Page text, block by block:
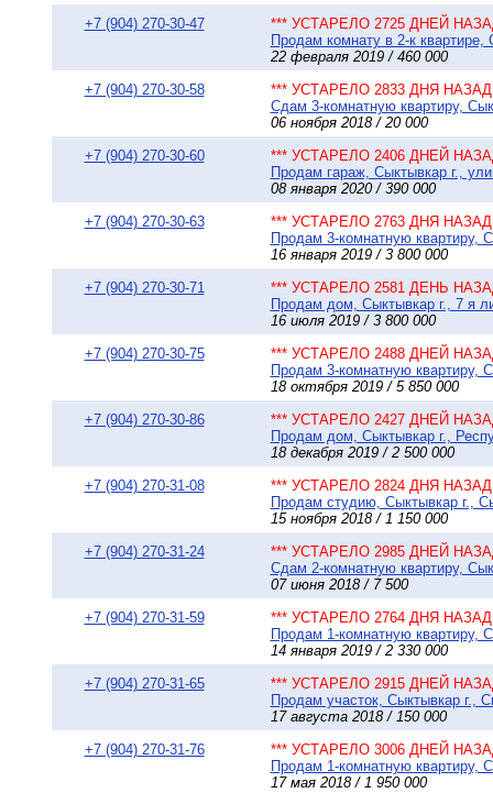
+7 (904) 270-30-47
*** УСТАРЕЛО 2725 ДНЕЙ
Продам комнату в 2-к
22 февраля 2019 / 460 000
+7 (904) 270-30-58
*** УСТАРЕЛО 2833 ДНЯ НАЗАД
Сдам 3-комнатную квартиру,
06 ноября 2018 / 20 000
+7 (904) 270-30-60
*** УСТАРЕЛО 2406 ДНЕЙ
Продам гараж, Сыктывкар г.,
08 января 2020 / 390 000
+7 (904) 270-30-63
*** УСТАРЕЛО 2763 ДНЯ НАЗАД
Продам 3-комнатную квартиру,
16 января 2019 / 3 800 000
+7 (904) 270-30-71
*** УСТАРЕЛО 2581 ДЕНЬ
Продам дом, Сыктывкар г., 7 я
16 июля 2019 / 3 800 000
+7 (904) 270-30-75
*** УСТАРЕЛО 2488 ДНЕЙ
Продам 3-комнатную квартиру,
18 октября 2019 / 5 850 000
+7 (904) 270-30-86
*** УСТАРЕЛО 2427 ДНЕЙ
Продам дом, Сыктывкар г.,
18 декабря 2019 / 2 500 000
+7 (904) 270-31-08
*** УСТАРЕЛО 2824 ДНЯ НАЗАД
Продам студию, Сыктывкар г.,
15 ноября 2018 / 1 150 000
+7 (904) 270-31-24
*** УСТАРЕЛО 2985 ДНЕЙ
Сдам 2-комнатную квартиру,
07 июня 2018 / 7 500
+7 (904) 270-31-59
*** УСТАРЕЛО 2764 ДНЯ НАЗАД
Продам 1-комнатную квартиру,
14 января 2019 / 2 330 000
+7 (904) 270-31-65
*** УСТАРЕЛО 2915 ДНЕЙ
Продам участок, Сыктывкар г.,
17 августа 2018 / 150 000
+7 (904) 270-31-76
*** УСТАРЕЛО 3006 ДНЕЙ
Продам 1-комнатную квартиру,
17 мая 2018 / 1 950 000